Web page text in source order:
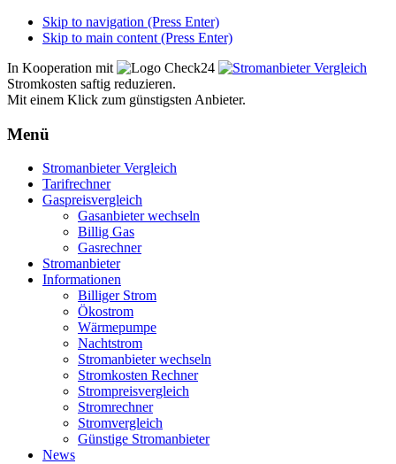
Skip to navigation (Press Enter)
Skip to main content (Press Enter)
In Kooperation mit
Stromkosten saftig reduzieren.
Mit einem Klick zum günstigsten Anbieter.
Menü
Zum
Inhalt
springen
Stromanbieter Vergleich
Tarifrechner
Gaspreisvergleich
Gasanbieter wechseln
Billig Gas
Gasrechner
Stromanbieter
Informationen
Billiger Strom
Ökostrom
Wärmepumpe
Nachtstrom
Stromanbieter wechseln
Stromkosten Rechner
Strompreisvergleich
Stromrechner
Stromvergleich
Günstige Stromanbieter
News